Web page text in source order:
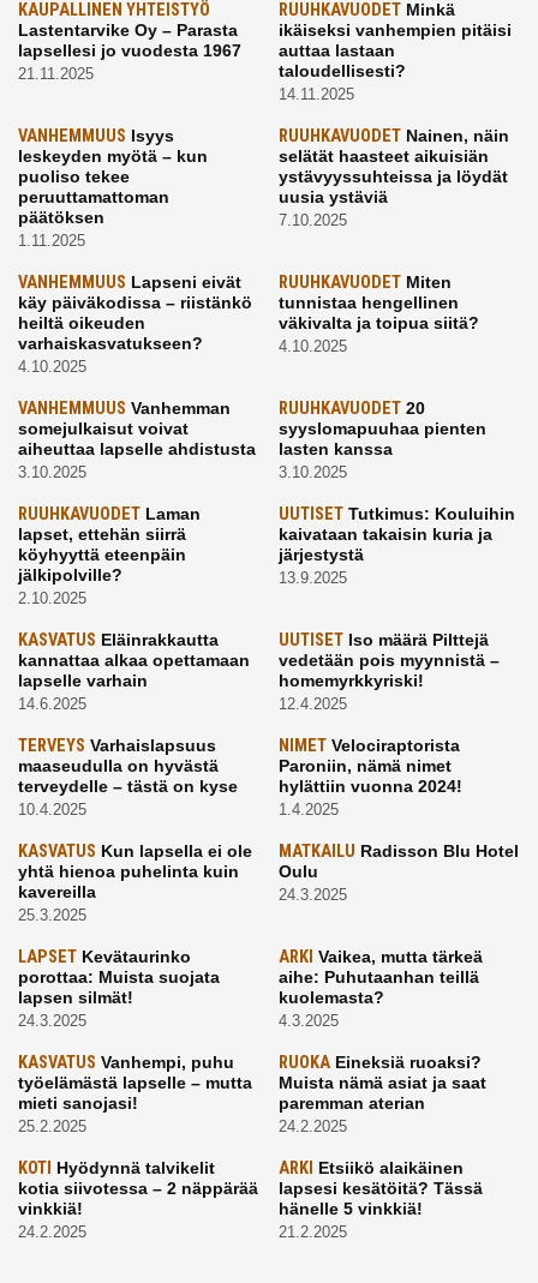
KAUPALLINEN YHTEISTYÖ
Lastentarvike Oy – Parasta
lapsellesi jo vuodesta 1967
21.11.2025
RUUHKAVUODETMinkä
ikäiseksi vanhempien pitäisi
auttaa lastaan
taloudellisesti?
14.11.2025
VANHEMMUUS Isyys
leskeyden myötä – kun
puoliso tekee
peruuttamattoman
päätöksen
1.11.2025
RUUHKAVUODETNainen, näin
selätät haasteet aikuisiän
ystävyyssuhteissa ja löydät
uusia ystäviä
7.10.2025
VANHEMMUUS Lapseni eivät
käy päiväkodissa – riistänkö
heiltä oikeuden
varhaiskasvatukseen?
4.10.2025
RUUHKAVUODETMiten
tunnistaa hengellinen
väkivalta ja toipua siitä?
4.10.2025
VANHEMMUUS Vanhemman
somejulkaisut voivat
aiheuttaa lapselle ahdistusta
3.10.2025
RUUHKAVUODET20
syyslomapuuhaa pienten
lasten kanssa
3.10.2025
RUUHKAVUODET Laman
lapset, ettehän siirrä
köyhyyttä eteenpäin
jälkipolville?
2.10.2025
UUTISETTutkimus: Kouluihin
kaivataan takaisin kuria ja
järjestystä
13.9.2025
KASVATUS Eläinrakkautta
kannattaa alkaa opettamaan
lapselle varhain
14.6.2025
UUTISETIso määrä Pilttejä
vedetään pois myynnistä –
homemyrkkyriski!
12.4.2025
TERVEYS Varhaislapsuus
maaseudulla on hyvästä
terveydelle – tästä on kyse
10.4.2025
NIMETVelociraptorista
Paroniin, nämä nimet
hylättiin vuonna 2024!
1.4.2025
KASVATUS Kun lapsella ei ole
yhtä hienoa puhelinta kuin
kavereilla
25.3.2025
MATKAILU Radisson Blu Hotel
Oulu
24.3.2025
LAPSET Kevätaurinko
porottaa: Muista suojata
lapsen silmät!
24.3.2025
ARKI Vaikea, mutta tärkeä
aihe: Puhutaanhan teillä
kuolemasta?
4.3.2025
KASVATUS Vanhempi, puhu
työelämästä lapselle – mutta
mieti sanojasi!
25.2.2025
RUOKAEineksiä ruoaksi?
Muista nämä asiat ja saat
paremman aterian
24.2.2025
KOTI Hyödynnä talvikelit
kotia siivotessa – 2 näppärää
vinkkiä!
24.2.2025
ARKI Etsiikö alaikäinen
lapsesi kesätöitä? Tässä
hänelle 5 vinkkiä!
21.2.2025